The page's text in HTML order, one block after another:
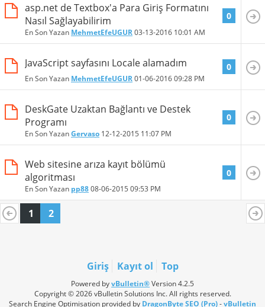
asp.net de Textbox'a Para Giriş Formatını
Nasıl Sağlayabilirim
En Son Yazan MehmetEfeUGUR03-13-2016 10:01 AM
0
JavaScript sayfasını Locale alamadım
En Son Yazan MehmetEfeUGUR01-06-201609:28 PM
0
DeskGate Uzaktan Bağlantı ve Destek
Programı
En Son YazanGervaso 12-12-2015 11:07 PM
0
Web sitesine arıza kayıt bölümü
algoritması
En Son Yazan pp8808-06-2015 09:53 PM
0
1 2
Giriş Kayıt ol Top
Powered byvBulletin®Version 4.2.5
Copyright © 2026 vBulletin Solutions Inc. All rights reserved.
Search Engine Optimisation provided by DragonByte SEO (Pro)-vBulletin